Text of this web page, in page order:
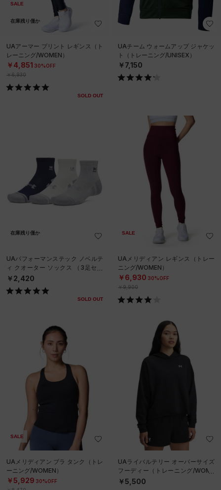
SALE
在庫残り僅か
UAアーマー プリント レギンス（ト
レーニング/WOMEN）
￥4,851 30%OFF
￥6,930
SOLD OUT
UAチーム ウォームアップ ジャケッ
ト（トレーニング/UNISEX）
￥7,150
在庫残り僅か
UAパフォーマンステック ノベルテ
ィ クオーター ソックス （3足セッ
ト）（ライフスタイル/UNISEX）
￥2,420
SOLD OUT
SALE
UAメリディアン レギンス（トレー
ニング/WOMEN）
￥6,930 30%OFF
￥9,900
SALE
UAメリディアン ブラ タンク（トレ
ーニング/WOMEN）
￥5,929 30%OFF
UAライバルテリー オーバーサイズ
フーディー（トレーニング/WOME
N）
￥5,500